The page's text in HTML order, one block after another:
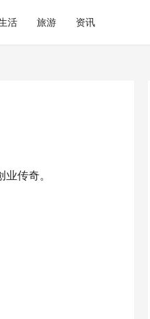
活 旅游 资讯
传奇。